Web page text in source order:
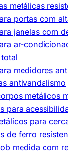
metálicas
portas com
janelas com
ar-
medidores
antivandalismo
metálicos
para
para
de ferro
medida com